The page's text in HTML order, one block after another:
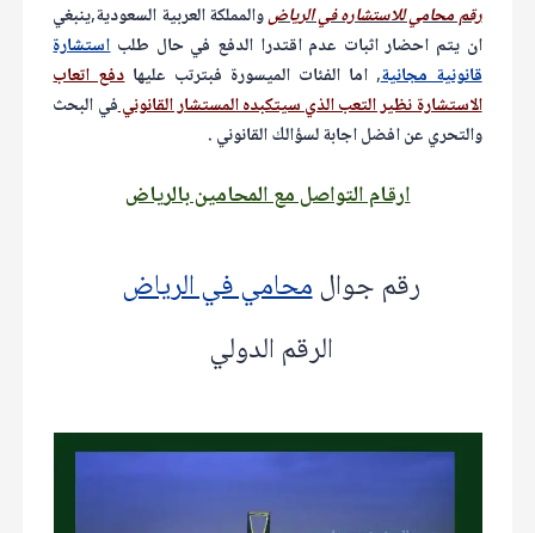
رقم محامي للاستشاره في الرياضوالمملكة العربية السعودية,ينبغي
ان يتم احضار اثبات عدم اقتدرا الدفع في حال طلباستشارة
قانونية مجانية, اما الفئات الميسورة فبترتب عليهادفع اتعاب
الاستشارة نظير التعب الذي سيتكبده المستشار القانونيفي البحث
والتحري عن افضل اجابة لسؤالك القانوني .
ارقام التواصل مع المحامين بالرياض
رقم جوالمحامي في الرياض
الرقم الدولي